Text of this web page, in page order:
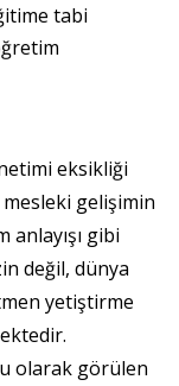
tabi
eksikliği
gelişimin
anlayışı gibi
değil, dünya
yetiştirme
olarak görülen